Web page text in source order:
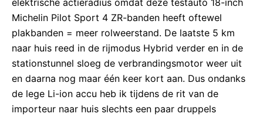
Michelin Pilot Sport 4 ZR-banden heeft oftewel
plakbanden = meer rolweerstand. De laatste 5 km
naar huis reed in de rijmodus Hybrid verder en in de
stationstunnel sloeg de verbrandingsmotor weer uit
en daarna nog maar één keer kort aan. Dus ondanks
de lege Li-ion accu heb ik tijdens de rit van de
importeur naar huis slechts een paar druppels